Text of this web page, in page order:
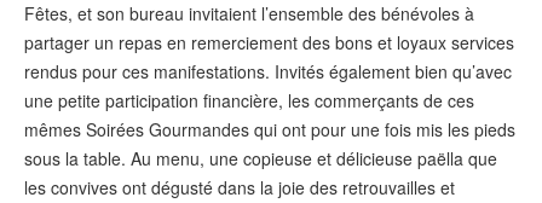
Fêtes, et son bureau invitaient l’ensemble des bénévoles à
partager un repas en remerciement des bons et loyaux services
rendus pour ces manifestations. Invités également bien qu’avec
une petite participation financière, les commerçants de ces
mêmes Soirées Gourmandes qui ont pour une fois mis les pieds
sous la table. Au menu, une copieuse et délicieuse paëlla que
les convives ont dégusté dans la joie des retrouvailles et